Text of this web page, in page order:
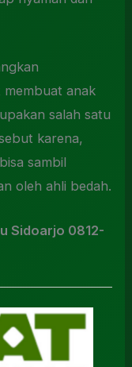
membuat anak
salah satu
karena,
sambil
oleh ahli bedah.
Sidoarjo 0812-